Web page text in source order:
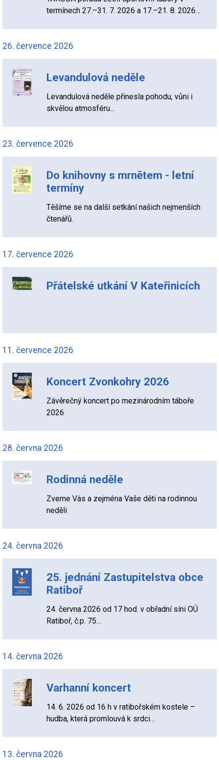
termínech 27.–31. 7. 2026 a 17.–21. 8. 2026…
26. července 2026
Levandulová neděle
Levandulová neděle přinesla pohodu, vůni i
skvělou atmosféru...
23. července 2026
Do knihovny s mrnětem - letní
termíny
Těšíme se na další setkání našich nejmenších
čtenářů.
17. července 2026
Přátelské utkání V Kateřinicích
11. července 2026
Koncert Zvonkohry 2026
Závěrečný koncert po mezinárodním táboře
2026
28. června 2026
Rodinná neděle
Zveme Vás a zejména Vaše děti na rodinnou
neděli
24. června 2026
25. jednání Zastupitelstva obce
Ratiboř
24. června 2026 od 17 hod. v obřadní síni OÚ
Ratiboř, č.p. 75…
14. června 2026
Varhanní koncert
14. 6. 2026 od 16 h v ratibořském kostele –
hudba, která promlouvá k srdci…
13. června 2026